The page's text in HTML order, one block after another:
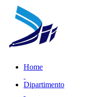
Home
Dipartimento